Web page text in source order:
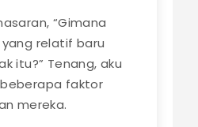
“Gimana
relatif baru
itu?” Tenang, aku
faktor
mereka.